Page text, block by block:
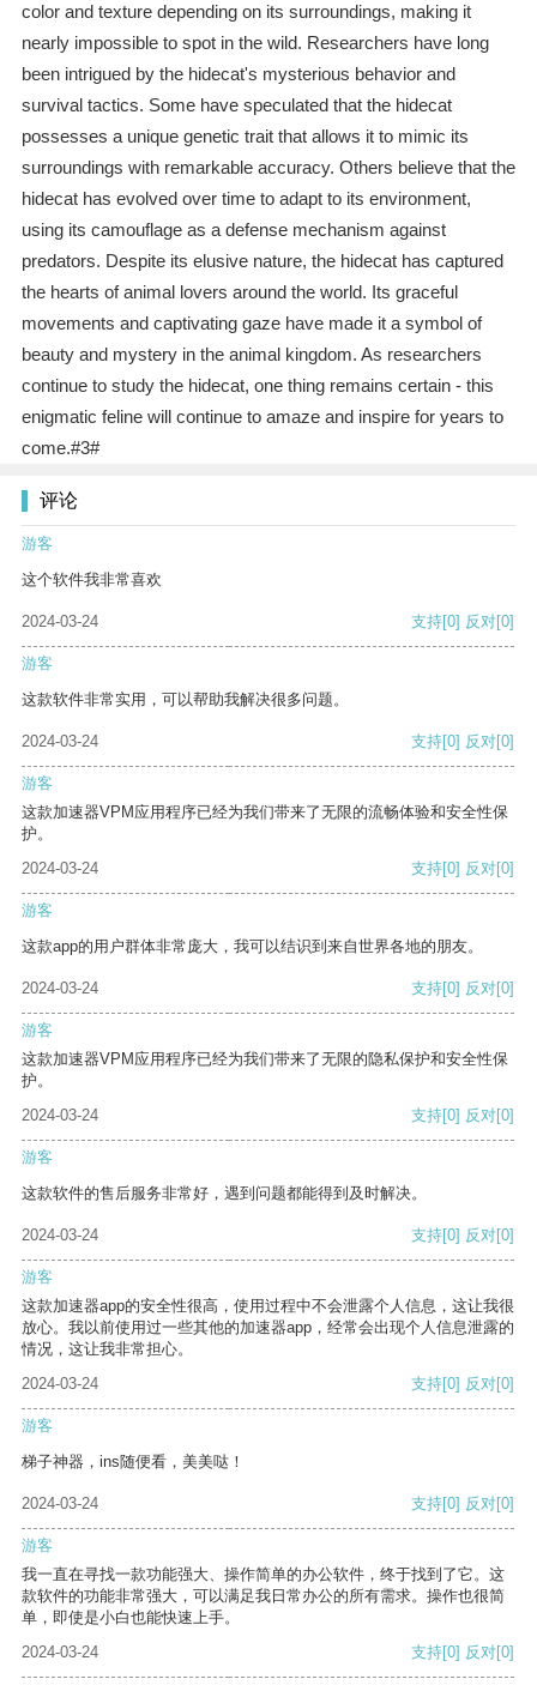
color and texture depending on its surroundings, making it
nearly impossible to spot in the wild. Researchers have long
been intrigued by the hidecat's mysterious behavior and
survival tactics. Some have speculated that the hidecat
possesses a unique genetic trait that allows it to mimic its
surroundings with remarkable accuracy. Others believe that the
hidecat has evolved over time to adapt to its environment,
using its camouflage as a defense mechanism against
predators. Despite its elusive nature, the hidecat has captured
the hearts of animal lovers around the world. Its graceful
movements and captivating gaze have made it a symbol of
beauty and mystery in the animal kingdom. As researchers
continue to study the hidecat, one thing remains certain - this
enigmatic feline will continue to amaze and inspire for years to
come.#3#
评论
游客
这个软件我非常喜欢
2024-03-24 支持[0] 反对[0]
游客
这款软件非常实用，可以帮助我解决很多问题。
2024-03-24 支持[0] 反对[0]
游客
这款加速器VPM应用程序已经为我们带来了无限的流畅体验和安全性保
护。
2024-03-24
支持[0] 反对[0]
游客
这款app的用户群体非常庞大，我可以结识到来自世界各地的朋友。
2024-03-24 支持[0] 反对[0]
游客
这款加速器VPM应用程序已经为我们带来了无限的隐私保护和安全性保
护。
2024-03-24
支持[0] 反对[0]
游客
这款软件的售后服务非常好，遇到问题都能得到及时解决。
2024-03-24 支持[0] 反对[0]
游客
这款加速器app的安全性很高，使用过程中不会泄露个人信息，这让我很
放心。我以前使用过一些其他的加速器app，经常会出现个人信息泄露的
情况，这让我非常担心。
2024-03-24
支持[0] 反对[0]
游客
梯子神器，ins随便看，美美哒！
2024-03-24 支持[0] 反对[0]
游客
我一直在寻找一款功能强大、操作简单的办公软件，终于找到了它。这
款软件的功能非常强大，可以满足我日常办公的所有需求。操作也很简
单，即使是小白也能快速上手。
2024-03-24
支持[0] 反对[0]